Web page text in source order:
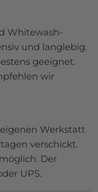
Whitewash-
und langlebig.
geeignet.
wir
Werkstatt
verschickt.
Der
UPS.